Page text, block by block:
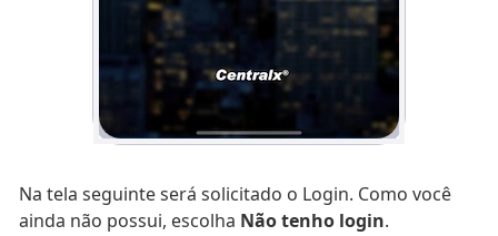
Na tela seguinte será solicitado o Login. Como você
ainda não possui, escolha Não tenho login.